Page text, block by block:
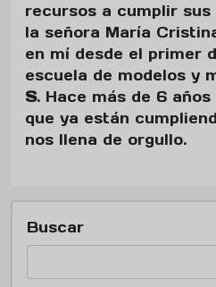
recursos a cumplir sus
la señora María
en mí desde el primer
escuela de modelos y
S. Hace más de 6
que ya están
nos llena de orgullo.
Buscar